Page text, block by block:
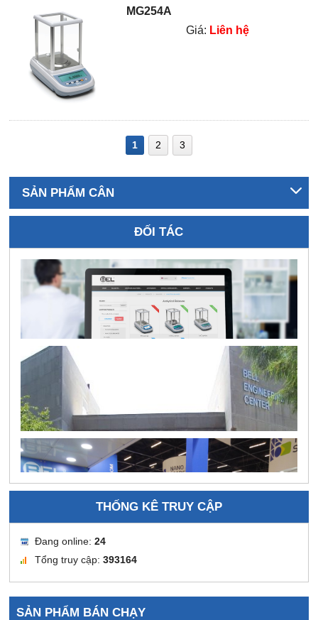
MG254A
Giá: Liên hệ
1 2 3
SẢN PHẨM CÂN
ĐỐI TÁC
THỐNG KÊ TRUY CẬP
Đang online:24
Tổng truy cập:393164
SẢN PHẨM BÁN CHẠY